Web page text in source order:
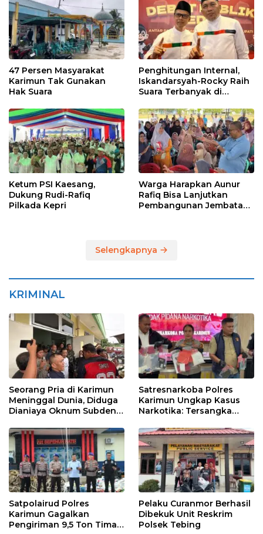
47 Persen Masyarakat
Karimun Tak Gunakan
Hak Suara
Penghitungan Internal,
Iskandarsyah-Rocky Raih
Suara Terbanyak di
Ketum PSI Kaesang,
Dukung Rudi-Rafiq
Pilkada Kepri
Warga Harapkan Aunur
Rafiq Bisa Lanjutkan
Pembangunan Jembatan
Selengkapnya
KRIMINAL
Seorang Pria di Karimun
Meninggal Dunia, Diduga
Dianiaya Oknum Subden
Satresnarkoba Polres
Karimun Ungkap Kasus
Narkotika: Tersangka
Internasional
Satpolairud Polres
Karimun Gagalkan
Pengiriman 9,5 Ton Timah
Pelaku Curanmor Berhasil
Dibekuk Unit Reskrim
Polsek Tebing